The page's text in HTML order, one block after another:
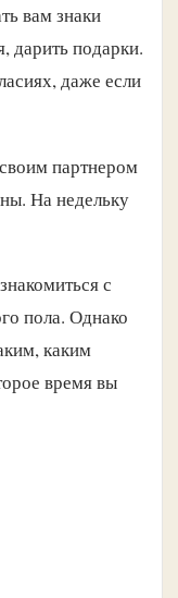
вам знаки
дарить подарки.
даже если
партнером
На недельку
с
пола. Однако
каким
время вы